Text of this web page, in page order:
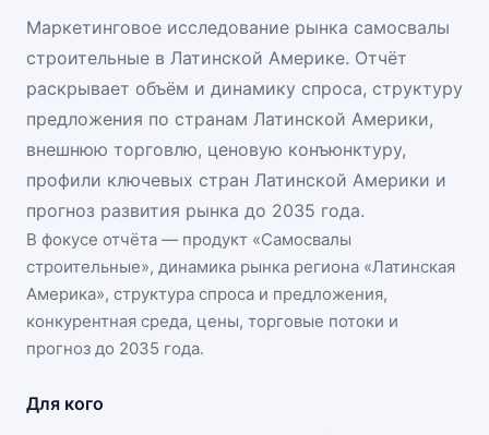
Маркетинговое исследование рынка самосвалы
строительные в Латинской Америке. Отчёт
раскрывает объём и динамику спроса, структуру
предложения по странам Латинской Америки,
внешнюю торговлю, ценовую конъюнктуру,
профили ключевых стран Латинской Америки и
прогноз развития рынка до 2035 года.
В фокусе отчёта — продукт «Самосвалы
строительные», динамика рынка региона «Латинская
Америка», структура спроса и предложения,
конкурентная среда, цены, торговые потоки и
прогноз до 2035 года.
Для кого